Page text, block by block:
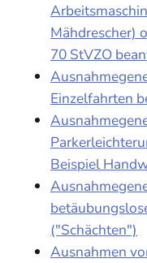
Mähdrescher)
70 StVZO
Einzelfahrten
Beispiel
("Schächten")
Ausnahmen